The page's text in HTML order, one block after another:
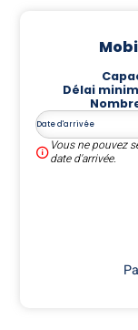
Délai
Date d'arrivée
Vous ne pouvez
date d'arrivée.